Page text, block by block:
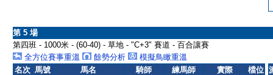
第 5 場
第四班 - 1000米 - (60-40) - 草地 - "C+3" 賽道 - 百合讓賽
全方位賽事重溫
餘勢分析
模擬鳥瞰重溫
名次 馬號 馬名 騎師 練馬師
實際
檔位